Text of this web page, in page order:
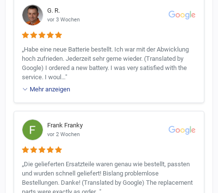
G. R.
vor 3 Wochen
„Habe eine neue Batterie bestellt. Ich war mit der Abwicklung
hoch zufrieden. Jederzeit sehr gerne wieder. (Translated by
Google) I ordered a new battery. I was very satisfied with the
service. I woul…"
Mehr anzeigen
Frank Franky
vor 2 Wochen
„Die gelieferten Ersatzteile waren genau wie bestellt, passten
und wurden schnell geliefert! Bislang problemlose
Bestellungen. Danke! (Translated by Google) The replacement